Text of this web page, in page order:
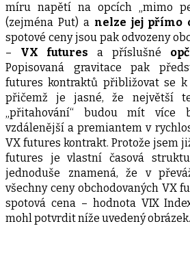
míru napětí na opcích „mimo
(zejména Put) a nelze jej přímo
spotové ceny jsou pak odvozeny
– VX futures a příslušné
Popisovaná gravitace pak
futures kontraktů přibližovat se k
přičemž je jasné, že největší
„přitahování“ budou mít více
vzdálenější a premiantem v
VX futures kontrakt. Protože jsem
futures je vlastní časová
jednoduše znamená, že v
všechny ceny obchodovaných VX
spotová cena – hodnota VIX
mohl potvrdit níže uvedený obrázek.